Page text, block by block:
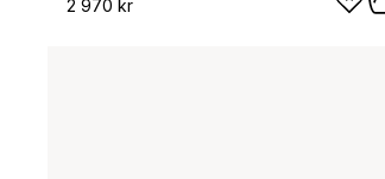
2 970 kr